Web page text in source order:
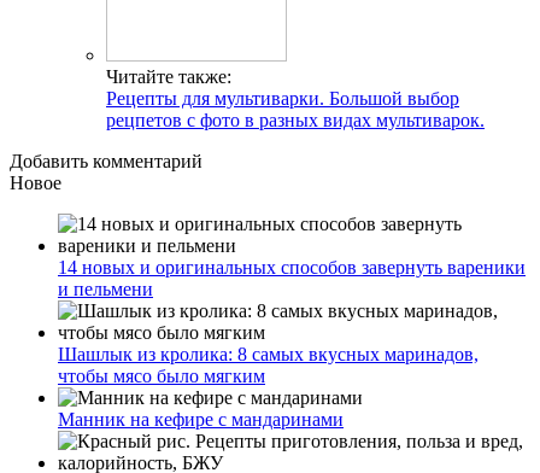
Читайте также:
Рецепты для мультиварки. Большой выбор
рецпетов с фото в разных видах мультиварок.
Добавить комментарий
Новое
14 новых и оригинальных способов завернуть вареники
и пельмени
Шашлык из кролика: 8 самых вкусных маринадов,
чтобы мясо было мягким
Манник на кефире с мандаринами